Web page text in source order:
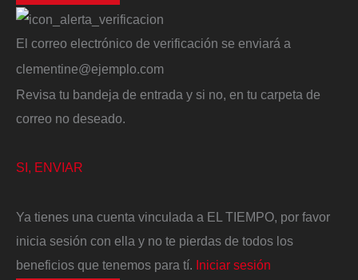
El correo electrónico de verificación se enviará a
clementine@ejemplo.com
Revisa tu bandeja de entrada y si no, en tu carpeta de
correo no deseado.
SI, ENVIAR
Ya tienes una cuenta vinculada a EL TIEMPO, por favor
inicia sesión con ella y no te pierdas de todos los
beneficios que tenemos para tí. Iniciar sesión